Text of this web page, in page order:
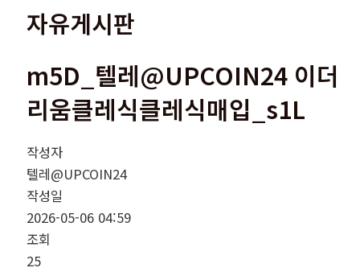
자유게시판
m5D_텔레@UPCOIN24 이더
리움클레식클레식매입_s1L
작성자
텔레@UPCOIN24
작성일
2026-05-06 04:59
조회
25